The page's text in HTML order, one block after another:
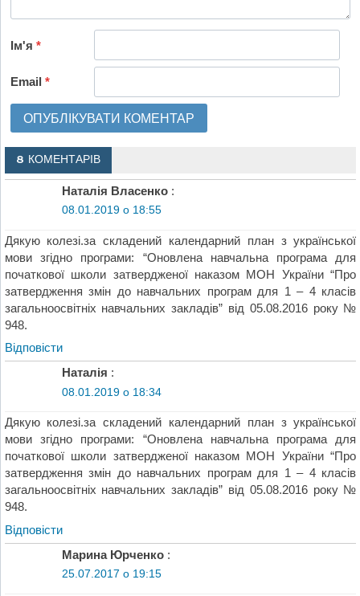
Ім'я*
Email*
8 КОМЕНТАРІВ
Наталія Власенко :
08.01.2019 о 18:55
Дякую колезі.за складений календарний план з української
мови згідно програми: “Оновлена навчальна програма для
початкової школи затвердженої наказом МОН України “Про
затвердження змін до навчальних програм для 1 – 4 класів
загальноосвітніх навчальних закладів” від 05.08.2016 року №
948.
Відповіcти
Наталія :
08.01.2019 о 18:34
Дякую колезі.за складений календарний план з української
мови згідно програми: “Оновлена навчальна програма для
початкової школи затвердженої наказом МОН України “Про
затвердження змін до навчальних програм для 1 – 4 класів
загальноосвітніх навчальних закладів” від 05.08.2016 року №
948.
Відповіcти
Марина Юрченко :
25.07.2017 о 19:15